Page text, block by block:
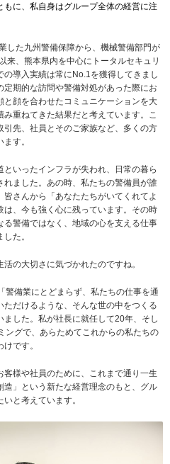
に、私自身はグループ全体の経営に注
した九州警備保障から、機械警備部門が
来、熊本県内を中心にトータルセキュリ
導入実績は常にNo.1を獲得してきまし
期的な訪問や警備対処があった際にお
顔を合わせたコミュニケーションを大
重ねてきた結果だと考えています。こ
引先、社員とそのご家族など、多くの方
す。
いったインフラが失われ、日常の暮ら
れました。あの時、私たちの警備員が誰
さんから「あなたたちがいてくれてよ
、今も強く心に残っています。その時
警備ではなく、地域の心を支える仕事
た。
の大切さに気づかれたのですね。
警備業にとどまらず、私たちの仕事を通
だけるような、そんな世の中をつくる
した。私が社長に就任して20年、そし
ングで、あらためてこれからの私たちの
です。
様や社員のために、これまで通り一生
」という新たな経営理念のもと、グル
と考えています。